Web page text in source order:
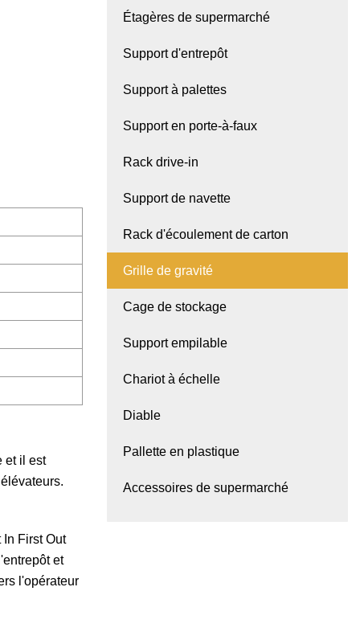
et il est
First Out
et
l'opérateur
Étagères de supermarché
Support d'entrepôt
Support à palettes
Support en porte-à-faux
Rack drive-in
Support de navette
Rack d'écoulement de carton
Grille de gravité
Cage de stockage
Support empilable
Chariot à échelle
Diable
Pallette en plastique
Accessoires de supermarché